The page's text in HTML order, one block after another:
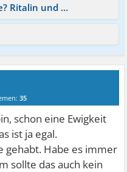
Gibt es hier ADHS Betroffene? Ritalin und Diazepam
35
schon eine Ewigkeit
ist ja egal.
gehabt. Habe es immer
sollte das auch kein